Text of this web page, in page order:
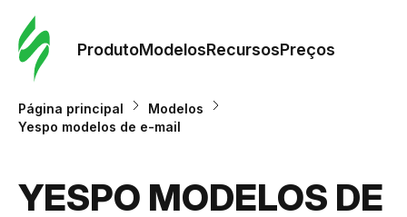
ProdutoModelosRecursosPreços
Página principal
Modelos
Yespo modelos de e-mail
YESPO MODELOS DE